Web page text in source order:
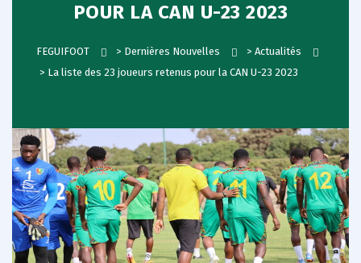
POUR LA CAN U-23 2023
FEGUIFOOT > Dernières Nouvelles > Actualités
> La liste des 23 joueurs retenus pour la CAN U-23 2023